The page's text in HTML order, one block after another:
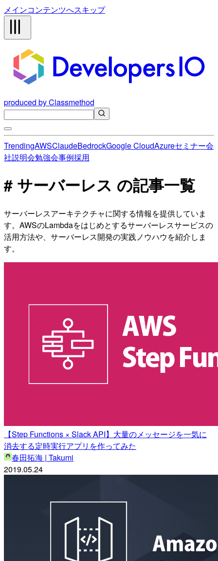
メインコンテンツへスキップ
produced by Classmethod
TrendingAWSClaudeBedrockGoogle CloudAzureセミナー会
社説明会勉強会事例採用
# サーバーレス の記事一覧
サーバーレスアーキテクチャに関する情報を提供していま
す。AWSのLambdaをはじめとするサーバーレスサービスの
活用方法や、サーバーレス開発の実践ノウハウを紹介しま
す。
【Step Functions × Slack API】大量のメッセージを一気に
消去する定時実行アプリを作ってみた
春田拓海 | Takumi
2019.05.24